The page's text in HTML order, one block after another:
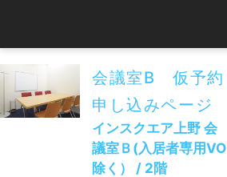
会議室B 仮予約
申し込みページ
インスクエア上野 会
議室Ｂ(入居者専用VO
除く） / 2階